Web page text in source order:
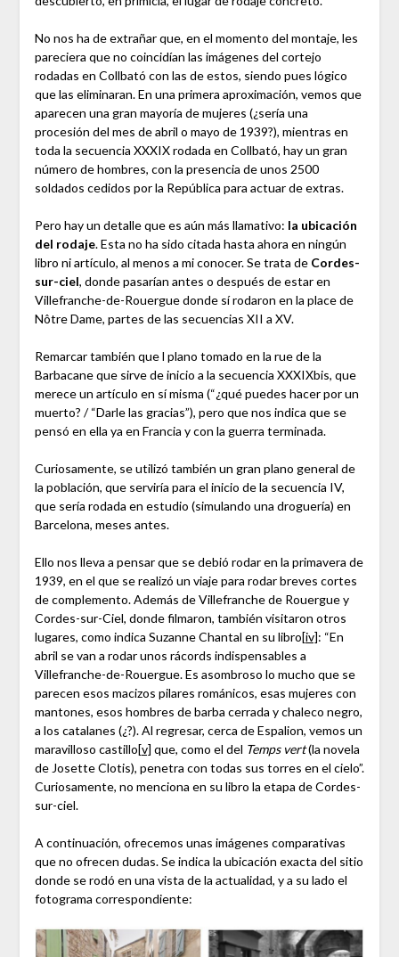
No nos ha de extrañar que, en el momento del montaje, les
pareciera que no coincidían las imágenes del cortejo
rodadas en Collbató con las de estos, siendo pues lógico
que las eliminaran. En una primera aproximación, vemos que
aparecen una gran mayoría de mujeres (¿sería una
procesión del mes de abril o mayo de 1939?), mientras en
toda la secuencia XXXIX rodada en Collbató, hay un gran
número de hombres, con la presencia de unos 2500
soldados cedidos por la República para actuar de extras.
Pero hay un detalle que es aún más llamativo: la ubicación
del rodaje. Esta no ha sido citada hasta ahora en ningún
libro ni artículo, al menos a mi conocer. Se trata de Cordes-
sur-ciel, donde pasarían antes o después de estar en
Villefranche-de-Rouergue donde sí rodaron en la place de
Nôtre Dame, partes de las secuencias XII a XV.
Remarcar también que l plano tomado en la rue de la
Barbacane que sirve de inicio a la secuencia XXXIXbis, que
merece un artículo en sí misma (“¿qué puedes hacer por un
muerto? / “Darle las gracias”), pero que nos indica que se
pensó en ella ya en Francia y con la guerra terminada.
Curiosamente, se utilizó también un gran plano general de
la población, que serviría para el inicio de la secuencia IV,
que sería rodada en estudio (simulando una droguería) en
Barcelona, meses antes.
Ello nos lleva a pensar que se debió rodar en la primavera de
1939, en el que se realizó un viaje para rodar breves cortes
de complemento. Además de Villefranche de Rouergue y
Cordes-sur-Ciel, donde filmaron, también visitaron otros
lugares, como indica Suzanne Chantal en su libro[iv]: “En
abril se van a rodar unos rácords indispensables a
Villefranche-de-Rouergue. Es asombroso lo mucho que se
parecen esos macizos pilares románicos, esas mujeres con
mantones, esos hombres de barba cerrada y chaleco negro,
a los catalanes (¿?). Al regresar, cerca de Espalion, vemos un
maravilloso castillo[v] que, como el del Temps vert(la novela
de Josette Clotis), penetra con todas sus torres en el cielo”.
Curiosamente, no menciona en su libro la etapa de Cordes-
sur-ciel.
A continuación, ofrecemos unas imágenes comparativas
que no ofrecen dudas. Se indica la ubicación exacta del sitio
donde se rodó en una vista de la actualidad, y a su lado el
fotograma correspondiente: